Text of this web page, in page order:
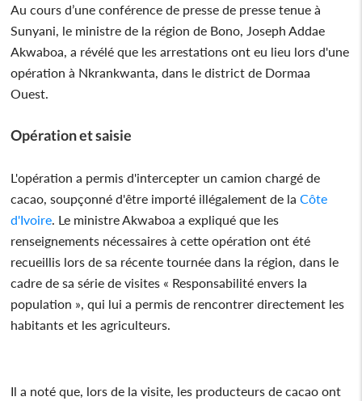
Au cours d’une conférence de presse de presse tenue à
Sunyani, le ministre de la région de Bono, Joseph Addae
Akwaboa, a révélé que les arrestations ont eu lieu lors d'une
opération à Nkrankwanta, dans le district de Dormaa
Ouest.
Opération et saisie
L'opération a permis d'intercepter un camion chargé de
cacao, soupçonné d'être importé illégalement de la Côte
d'Ivoire . Le ministre Akwaboa a expliqué que les
renseignements nécessaires à cette opération ont été
recueillis lors de sa récente tournée dans la région, dans le
cadre de sa série de visites « Responsabilité envers la
population », qui lui a permis de rencontrer directement les
habitants et les agriculteurs.
Il a noté que, lors de la visite, les producteurs de cacao ont